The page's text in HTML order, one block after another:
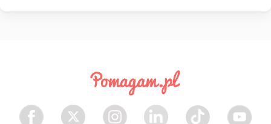
Facebook Twitter Instagram LinkedIn TikTok Youtube